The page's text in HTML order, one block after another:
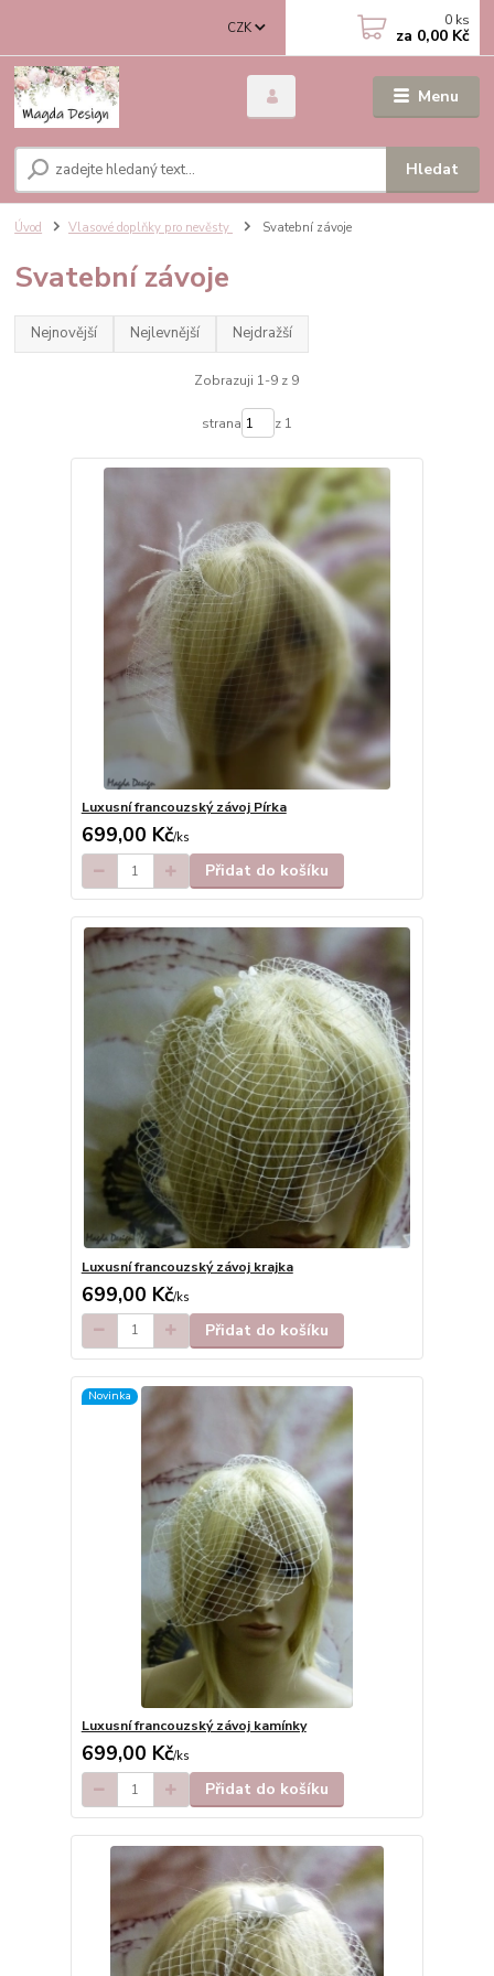
Menu
CZK
Hledat
0 ks
za 0,00 Kč
Úvod Vlasové doplňky pro nevěsty Svatební závoje
Svatební závoje
Nejnovější Nejlevnější Nejdražší
Zobrazuji 1-9 z 9
strana z 1
Luxusní francouzský závoj Pírka
699,00 Kč/ks
Přidat do košíku
Luxusní francouzský závoj krajka
699,00 Kč/ks
Přidat do košíku
Novinka
Luxusní francouzský závoj kamínky
699,00 Kč/ks
Přidat do košíku